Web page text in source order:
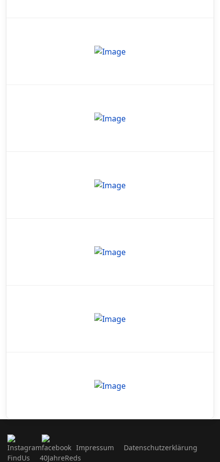
Impressum
Datenschutzerklärung
FindUs
40JahreReds